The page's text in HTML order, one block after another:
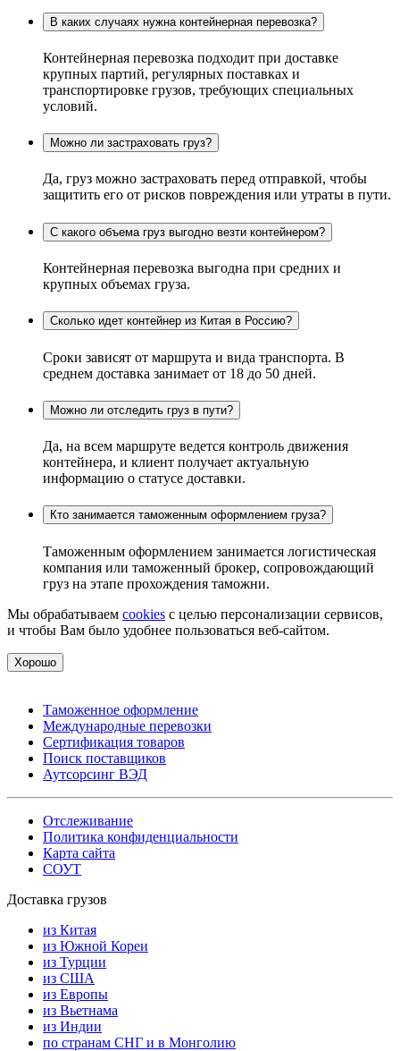
В каких случаях нужна контейнерная перевозка?
Контейнерная перевозка подходит при доставке
крупных партий, регулярных поставках и
транспортировке грузов, требующих специальных
условий.
Можно ли застраховать груз?
Да, груз можно застраховать перед отправкой, чтобы
защитить его от рисков повреждения или утраты в пути.
С какого объема груз выгодно везти контейнером?
Контейнерная перевозка выгодна при средних и
крупных объемах груза.
Сколько идет контейнер из Китая в Россию?
Сроки зависят от маршрута и вида транспорта. В
среднем доставка занимает от 18 до 50 дней.
Можно ли отследить груз в пути?
Да, на всем маршруте ведется контроль движения
контейнера, и клиент получает актуальную
информацию о статусе доставки.
Кто занимается таможенным оформлением груза?
Таможенным оформлением занимается логистическая
компания или таможенный брокер, сопровождающий
груз на этапе прохождения таможни.
Мы обрабатываем cookies с целью персонализации сервисов,
и чтобы Вам было удобнее пользоваться веб-сайтом.
Хорошо
Таможенное оформление
Международные перевозки
Сертификация товаров
Поиск поставщиков
Аутсорсинг ВЭД
Отслеживание
Политика конфиденциальности
Карта сайта
СОУТ
Доставка грузов
из Китая
из Южной Кореи
из Турции
из США
из Европы
из Вьетнама
из Индии
по странам СНГ и в Монголию